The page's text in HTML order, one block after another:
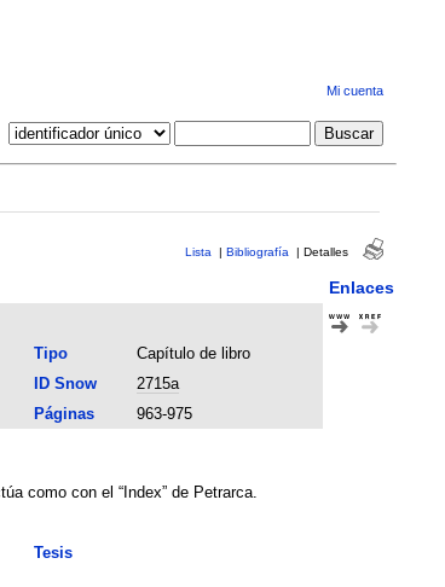
Mi cuenta
Lista | Bibliografía | Detalles
Enlaces
Tipo
Capítulo de libro
ID Snow
2715a
Páginas
963-975
como con el “Index” de Petrarca.
Tesis